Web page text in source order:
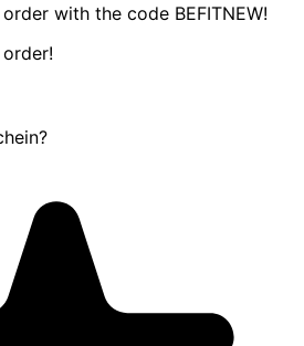
with the code BEFITNEW!